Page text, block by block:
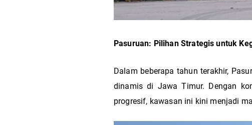
Pasuruan: Pilihan Strategis untuk
Dalam beberapa tahun terakhir,
dinamis di Jawa Timur. Dengan
progresif, kawasan ini kini menjadi